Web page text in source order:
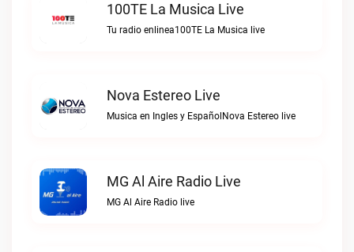
100TE La Musica Live
Tu radio enlinea100TE La Musica live
Nova Estereo Live
Musica en Ingles y EspañolNova Estereo live
MG Al Aire Radio Live
MG Al Aire Radio live